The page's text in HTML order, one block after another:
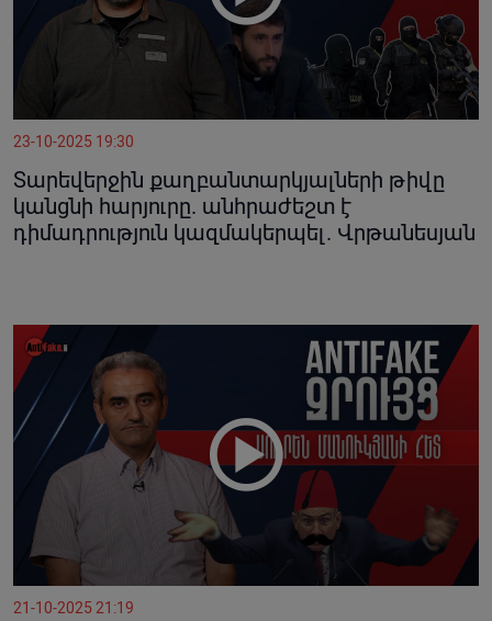
23-10-2025 19:30
Տարեվերջին քաղբանտարկյալների թիվը
կանցնի հարյուրը. անհրաժեշտ է
դիմադրություն կազմակերպել. Վրթանեսյան
21-10-2025 21:19